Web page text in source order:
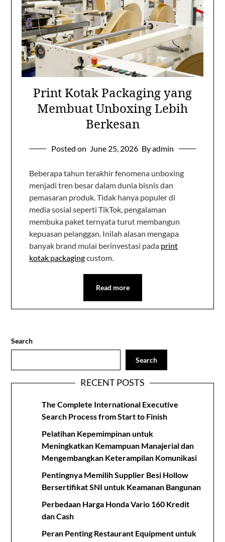
Print Kotak Packaging yang
Membuat Unboxing Lebih
Berkesan
Posted on June 25, 2026 By admin
Beberapa tahun terakhir fenomena unboxing
menjadi tren besar dalam dunia bisnis dan
pemasaran produk. Tidak hanya populer di
media sosial seperti TikTok, pengalaman
membuka paket ternyata turut membangun
kepuasan pelanggan. Inilah alasan mengapa
banyak brand mulai berinvestasi pada print
kotak packagingcustom.
Read more
Search
Search
RECENT POSTS
The Complete International Executive
Search Process from Start to Finish
Pelatihan Kepemimpinan untuk
Meningkatkan Kemampuan Manajerial dan
Mengembangkan Keterampilan Komunikasi
Pentingnya Memilih Supplier Besi Hollow
Bersertifikat SNI untuk Keamanan Bangunan
Perbedaan Harga Honda Vario 160 Kredit
dan Cash
Peran Penting Restaurant Equipment untuk